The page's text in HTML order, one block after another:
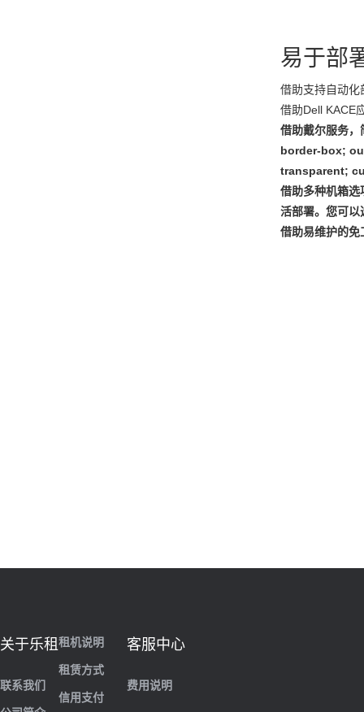
易于部
借助支持自动化
借助Dell KACE
借助戴尔服务，
border-box;
transparent;
借助多种机箱
活部署。您可以
借助易维护的免
关于乐租
联系我们
租机说明
租赁方式
信用支付
客服中心
费用说明